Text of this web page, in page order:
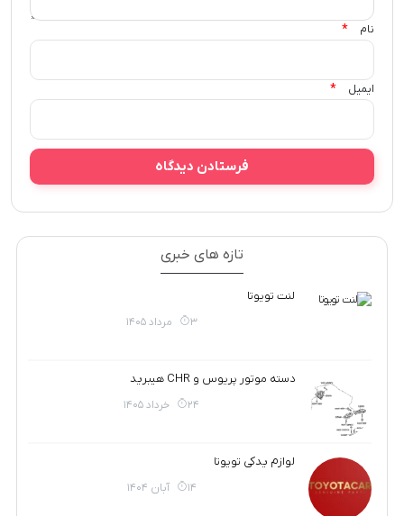
نام *
ایمیل *
تازه های خبری
لنت تویوتا
3 مرداد 1405
دسته موتور پریوس و CHR هیبرید
24 خرداد 1405
لوازم یدکی تویوتا
14 آبان 1404